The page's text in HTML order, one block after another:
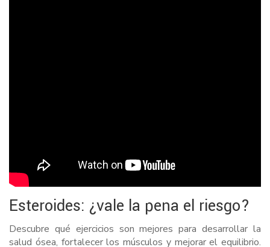
Esteroides: ¿vale la pena el riesgo?
Descubre qué ejercicios son mejores para desarrollar la
salud ósea, fortalecer los músculos y mejorar el equilibrio.